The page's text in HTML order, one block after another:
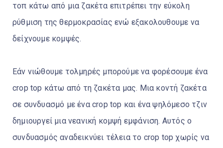
τοπ κάτω από μια ζακέτα επιτρέπει την εύκολη
ρύθμιση της θερμοκρασίας ενώ εξακολουθουμε να
δείχνουμε κομψές.
Εάν νιώθουμε τολμηρές μπορούμε να φορέσουμε ένα
crop top κάτω από τη ζακέτα μας. Μια κοντή ζακέτα
σε συνδυασμό με ένα crop top και ένα ψηλόμεσο τζιν
δημιουργεί μια νεανική κομψή εμφάνιση. Αυτός ο
συνδυασμός αναδεικνύει τέλεια το crop top χωρίς να